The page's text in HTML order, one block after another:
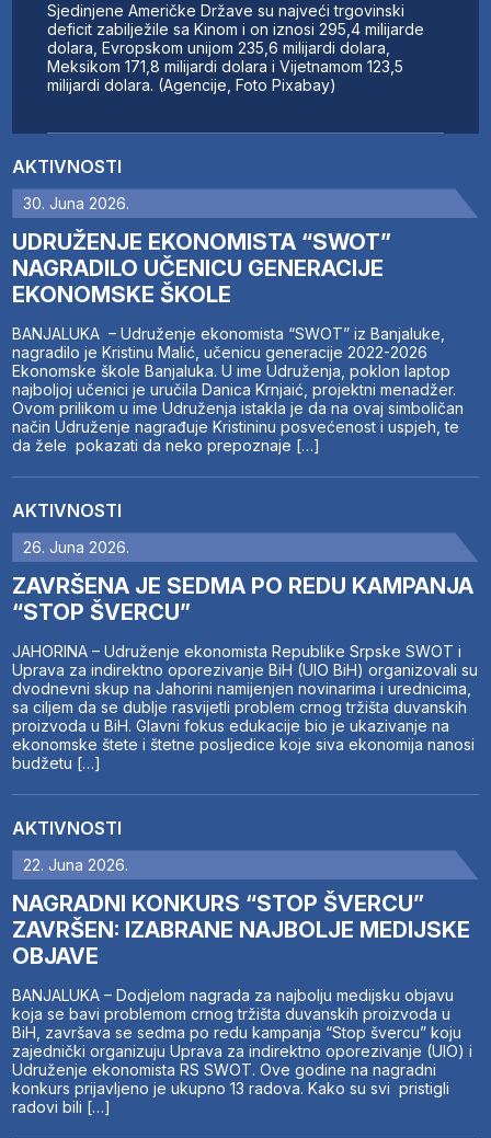
AKTIVNOSTI
30. Juna 2026.
UDRUŽENJE EKONOMISTA “SWOT”
NAGRADILO UČENICU GENERACIJE
EKONOMSKE ŠKOLE
BANJALUKA – Udruženje ekonomista “SWOT” iz Banjaluke,
nagradilo je Kristinu Malić, učenicu generacije 2022-2026
Ekonomske škole Banjaluka. U ime Udruženja, poklon laptop
najboljoj učenici je uručila Danica Krnjaić, projektni menadžer.
Ovom prilikom u ime Udruženja istakla je da na ovaj simboličan
način Udruženje nagrađuje Kristininu posvećenost i uspjeh, te
da žele pokazati da neko prepoznaje […]
AKTIVNOSTI
26. Juna 2026.
ZAVRŠENA JE SEDMA PO REDU KAMPANJA
“STOP ŠVERCU”
JAHORINA – Udruženje ekonomista Republike Srpske SWOT i
Uprava za indirektno oporezivanje BiH (UIO BiH) organizovali su
dvodnevni skup na Jahorini namijenjen novinarima i urednicima,
sa ciljem da se dublje rasvijetli problem crnog tržišta duvanskih
proizvoda u BiH. Glavni fokus edukacije bio je ukazivanje na
ekonomske štete i štetne posljedice koje siva ekonomija nanosi
budžetu […]
AKTIVNOSTI
22. Juna 2026.
NAGRADNI KONKURS “STOP ŠVERCU”
ZAVRŠEN: IZABRANE NAJBOLJE MEDIJSKE
OBJAVE
BANJALUKA – Dodjelom nagrada za najbolju medijsku objavu
koja se bavi problemom crnog tržišta duvanskih proizvoda u
BiH, završava se sedma po redu kampanja “Stop švercu” koju
zajednički organizuju Uprava za indirektno oporezivanje (UIO) i
Udruženje ekonomista RS SWOT. Ove godine na nagradni
konkurs prijavljeno je ukupno 13 radova. Kako su svi pristigli
radovi bili […]
Sjedinjene Američke Države su najveći trgovinski
deficit zabilježile sa Kinom i on iznosi 295,4 milijarde
dolara, Evropskom unijom 235,6 milijardi dolara,
Meksikom 171,8 milijardi dolara i Vijetnamom 123,5
milijardi dolara. (Agencije, Foto Pixabay)